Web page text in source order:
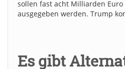
sollen fast acht Milliarden
ausgegeben werden. Trump
Es gibt